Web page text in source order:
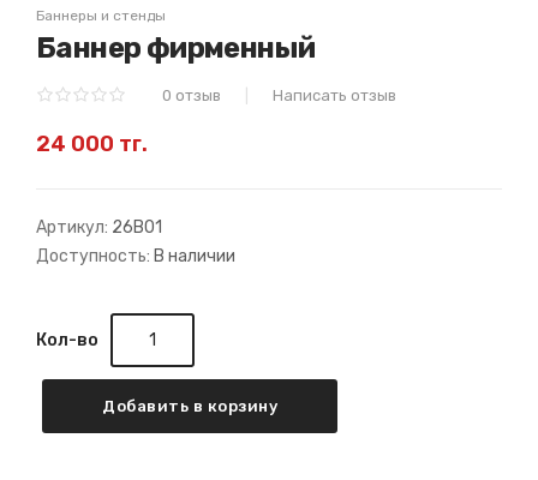
Баннеры и стенды
Баннер фирменный
0 отзыв Написать отзыв
24 000 тг.
Артикул: 26B01
Доступность: В наличии
Кол-во
Добавить в корзину